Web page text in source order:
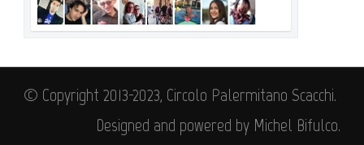
© Copyright 2013-2023, Circolo Palermitano Scacchi.
Designed and powered by Michel Bifulco.